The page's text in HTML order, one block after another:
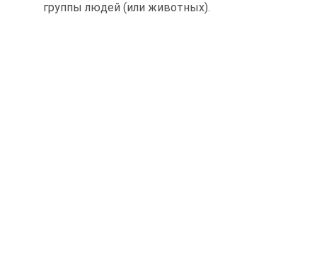
группы людей (или животных).